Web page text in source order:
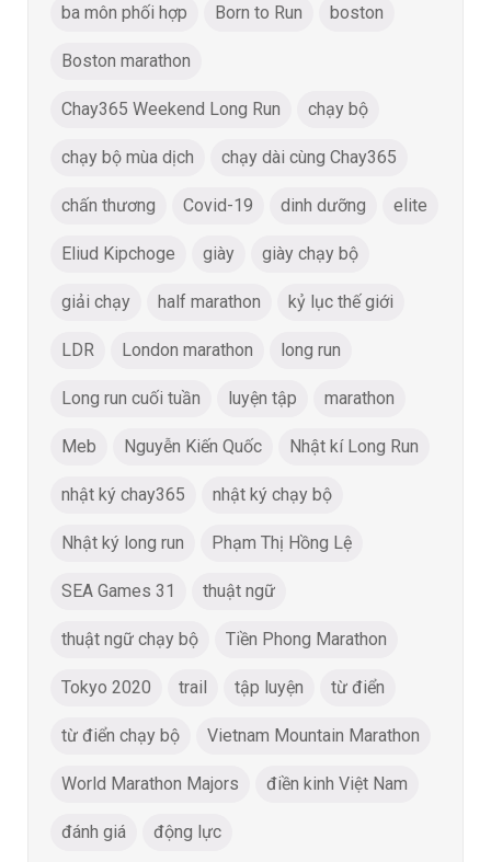
ba môn phối hợp Born to Run boston
Boston marathon
Chay365 Weekend Long Run chạy bộ
chạy bộ mùa dịch chạy dài cùng Chay365
chấn thương Covid-19 dinh dưỡng elite
Eliud Kipchoge giày giày chạy bộ
giải chạy half marathon kỷ lục thế giới
LDR London marathon long run
Long run cuối tuần luyện tập marathon
Meb Nguyễn Kiến Quốc Nhật kí Long Run
nhật ký chay365 nhật ký chạy bộ
Nhật ký long run Phạm Thị Hồng Lệ
SEA Games 31 thuật ngữ
thuật ngữ chạy bộ Tiền Phong Marathon
Tokyo 2020 trail tập luyện từ điển
từ điển chạy bộ Vietnam Mountain Marathon
World Marathon Majors điền kinh Việt Nam
đánh giá động lực